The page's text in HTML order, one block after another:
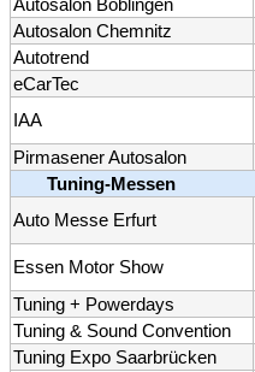
Autosalon Böblingen
Autosalon Chemnitz
Autotrend
eCarTec
IAA
Pirmasener Autosalon
Tuning-Messen
Auto Messe Erfurt
Essen Motor Show
Tuning + Powerdays
Tuning & Sound Convention
Tuning Expo Saarbrücken